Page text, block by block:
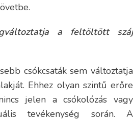
a feltöltött száj
csókcsaták sem változtatja
Ehhez olyan szintű erőre
jelen a csókolózás vagy
tevékenység során. A